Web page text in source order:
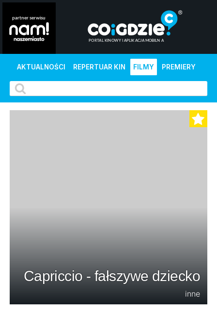
AKTUALNOŚCI REPERTUAR KIN FILMY PREMIERY
Capriccio - fałszywe dziecko
inne